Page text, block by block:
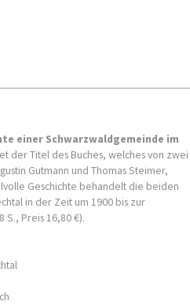
einer Schwarzwaldgemeinde im
der Titel des Buches, welches von zwei
Gutmann und Thomas Steimer,
Geschichte behandelt die beiden
in der Zeit um 1900 bis zur
Preis 16,80 €).